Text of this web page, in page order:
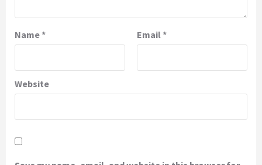
Name* Email*
Website